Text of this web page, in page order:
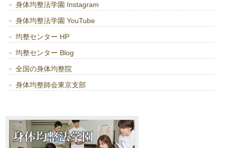
身体均整法学園 Instagram
身体均整法学園 YouTube
均整センター HP
均整センター Blog
全国の身体均整院
身体均整師会東京支部